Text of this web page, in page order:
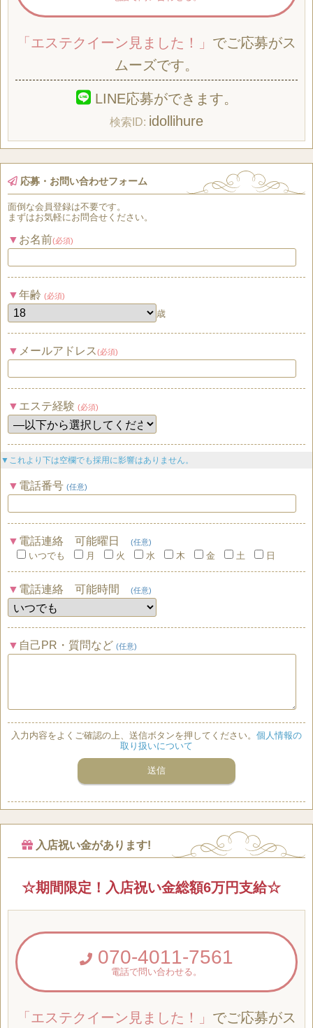
「エステクイーン見ました！」 でご応募がス
ムーズです。
LINE応募ができます。
idollihure
応募・お問い合わせフォーム
面倒な会員登録は不要です。
まずはお気軽にお問合せください。
お名前(必須)
年齢 (必須)
歳
メールアドレス (必須)
エステ経験 (必須)
▼これより下は空欄でも採用に影響はありません。
電話番号 (任意)
電話連絡 可能曜日 (任意)
いつでも 月 火 水 木 金 土 日
電話連絡 可能時間 (任意)
自己PR・質問など (任意)
入力内容をよくご確認の上、送信ボタンを押してください。 個人情報の
取り扱いについて
入店祝い金があります!
☆期間限定！入店祝い金総額6万円支給☆
070-4011-7561
電話で問い合わせる。
「エステクイーン見ました！」 でご応募がス